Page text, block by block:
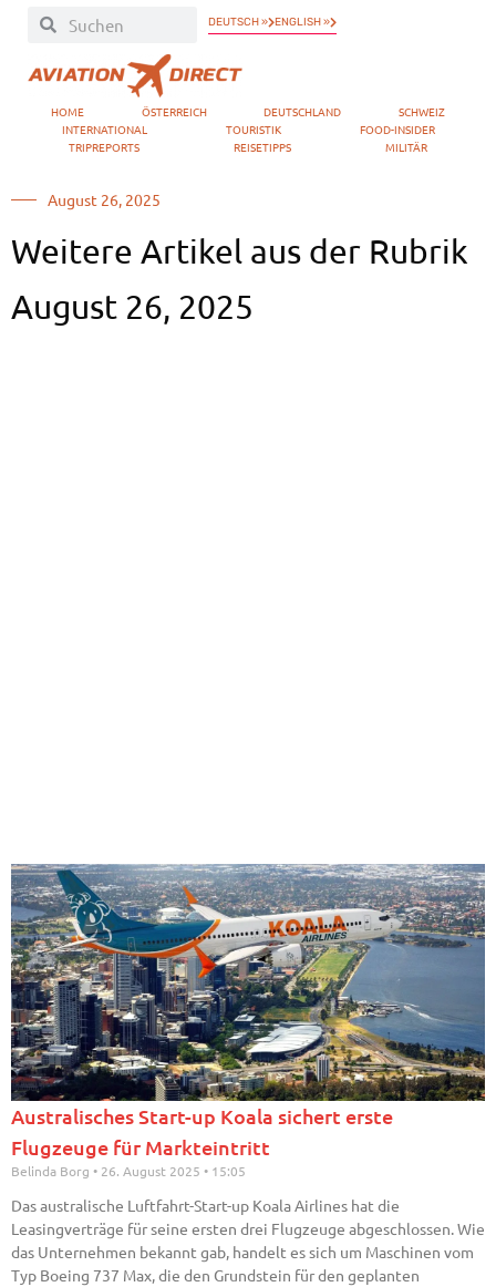
DEUTSCH » ENGLISH »
HOME ÖSTERREICH DEUTSCHLAND
SCHWEIZ
INTERNATIONAL
TOURISTIK
FOOD-INSIDER
TRIPREPORTS
REISETIPPS MILITÄR
August 26, 2025
Weitere Artikel aus der Rubrik
August 26, 2025
Australisches Start-up Koala sichert erste
Flugzeuge für Markteintritt
Belinda Borg 26. August 2025 15:05
Das australische Luftfahrt-Start-up Koala Airlines hat die
Leasingverträge für seine ersten drei Flugzeuge abgeschlossen. Wie
das Unternehmen bekannt gab, handelt es sich um Maschinen vom
Typ Boeing 737 Max, die den Grundstein für den geplanten